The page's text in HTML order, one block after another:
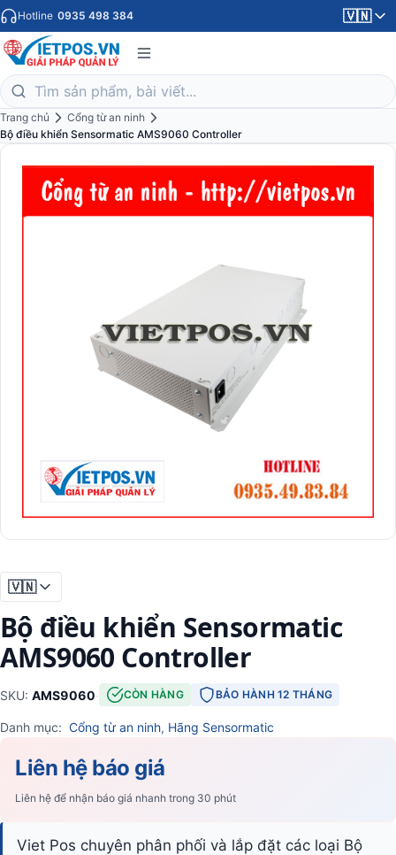
Hotline 0935 498 384 🇻🇳
Trang chủ
Cổng từ an ninh
Bộ điều khiển Sensormatic AMS9060 Controller
🇻🇳
Bộ điều khiển Sensormatic
AMS9060 Controller
SKU: AMS9060· CÒN HÀNG BẢO HÀNH 12 THÁNG
Danh mục: Cổng từ an ninh, Hãng Sensormatic
Liên hệ báo giá
Liên hệ để nhận báo giá nhanh trong 30 phút
Viet Pos chuyên phân phối và lắp đặt các loại Bộ